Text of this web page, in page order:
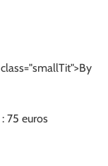
: 75 euros